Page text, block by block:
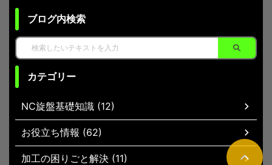
ブログ内検索
カテゴリー
NC旋盤基礎知識 (12)
お役立ち情報 (62)
加工の困りごと解決 (11)